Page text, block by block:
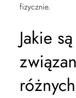
fizycznie.
Jakie